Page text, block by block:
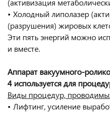
(активизация
• Холодный липолазер
(разрушения) жировых
Эти пять энергий можно
и вместе.
Аппарат вакуумного-
4 используется для
Виды процедур,
• Лифтинг, усиление